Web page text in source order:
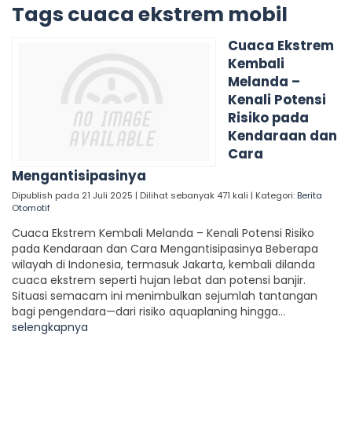
Tags cuaca ekstrem mobil
Cuaca Ekstrem
Kembali
Melanda –
Kenali Potensi
Risiko pada
Kendaraan dan
Cara
Mengantisipasinya
Dipublish pada 21 Juli 2025 | Dilihat sebanyak 471 kali | Kategori:Berita
Otomotif
Cuaca Ekstrem Kembali Melanda – Kenali Potensi Risiko
pada Kendaraan dan Cara Mengantisipasinya Beberapa
wilayah di Indonesia, termasuk Jakarta, kembali dilanda
cuaca ekstrem seperti hujan lebat dan potensi banjir.
Situasi semacam ini menimbulkan sejumlah tantangan
bagi pengendara—dari risiko aquaplaning hingga...
selengkapnya